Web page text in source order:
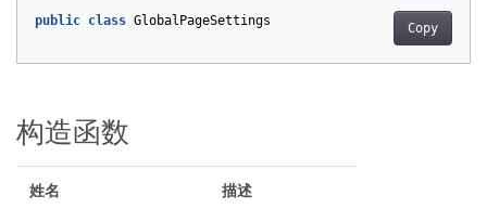
Copy
public class GlobalPageSettings
构造函数
姓名 描述